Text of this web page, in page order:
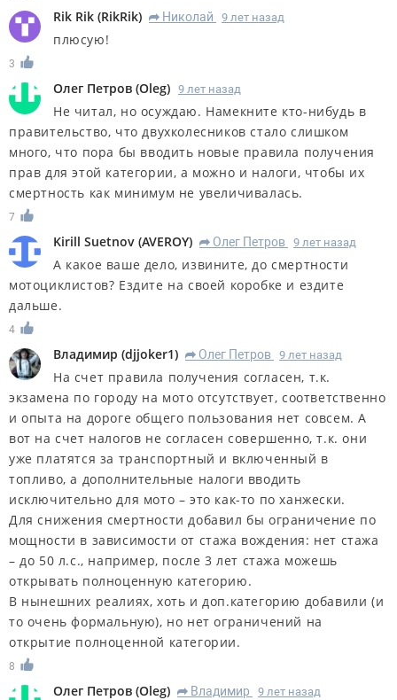
Rik Rik (RikRik) R Николай 9 лет назад
плюсую!
3
Олег Петров (Oleg) 9 лет назад
Не читал, но осуждаю. Намекните кто-нибудь в
правительство, что двухколесников стало слишком
много, что пора бы вводить новые правила получения
прав для этой категории, а можно и налоги, чтобы их
смертность как минимум не увеличивалась.
7
Kirill Suetnov (AVEROY) R Олег Петров 9 лет назад
А какое ваше дело, извините, до смертности
мотоциклистов? Ездите на своей коробке и ездите
дальше.
4
Владимир (djjoker1) R Олег Петров 9 лет назад
На счет правила получения согласен, т.к.
экзамена по городу на мото отсутствует, соответственно
и опыта на дороге общего пользования нет совсем. А
вот на счет налогов не согласен совершенно, т.к. они
уже платятся за транспортный и включенный в
топливо, а дополнительные налоги вводить
исключительно для мото – это как-то по ханжески.
Для снижения смертности добавил бы ограничение по
мощности в зависимости от стажа вождения: нет стажа
– до 50 л.с., например, после 3 лет стажа можешь
открывать полноценную категорию.
В нынешних реалиях, хоть и доп.категорию добавили (и
то очень формальную), но нет ограничений на
открытие полноценной категории.
8
Олег Петров (Oleg) R Владимир 9 лет назад